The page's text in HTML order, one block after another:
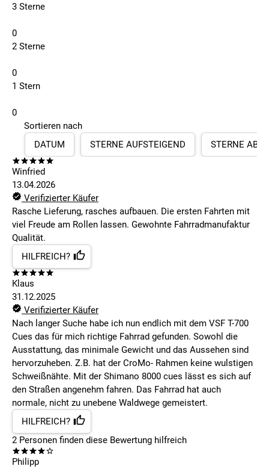
3 Sterne
0
2 Sterne
0
1 Stern
0
Sortieren nach
DATUM
STERNE AUFSTEIGEND STERNE
Winfried
13.04.2026
Verifizierter Käufer
Rasche Lieferung, rasches aufbauen. Die ersten Fahrten mit
viel Freude am Rollen lassen. Gewohnte Fahrradmanufaktur
Qualität.
HILFREICH?
Klaus
31.12.2025
Verifizierter Käufer
Nach langer Suche habe ich nun endlich mit dem VSF T-700
Cues das für mich richtige Fahrrad gefunden. Sowohl die
Ausstattung, das minimale Gewicht und das Aussehen sind
hervorzuheben. Z.B. hat der CroMo- Rahmen keine wulstigen
Schweißnähte. Mit der Shimano 8000 cues lässt es sich auf
den Straßen angenehm fahren. Das Fahrrad hat auch
normale, nicht zu unebene Waldwege gemeistert.
HILFREICH?
2 Personen finden diese Bewertung hilfreich
Philipp